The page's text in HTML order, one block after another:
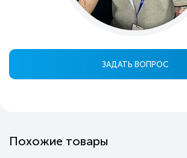
ЗАДАТЬ ВОПРОС
Похожие товары